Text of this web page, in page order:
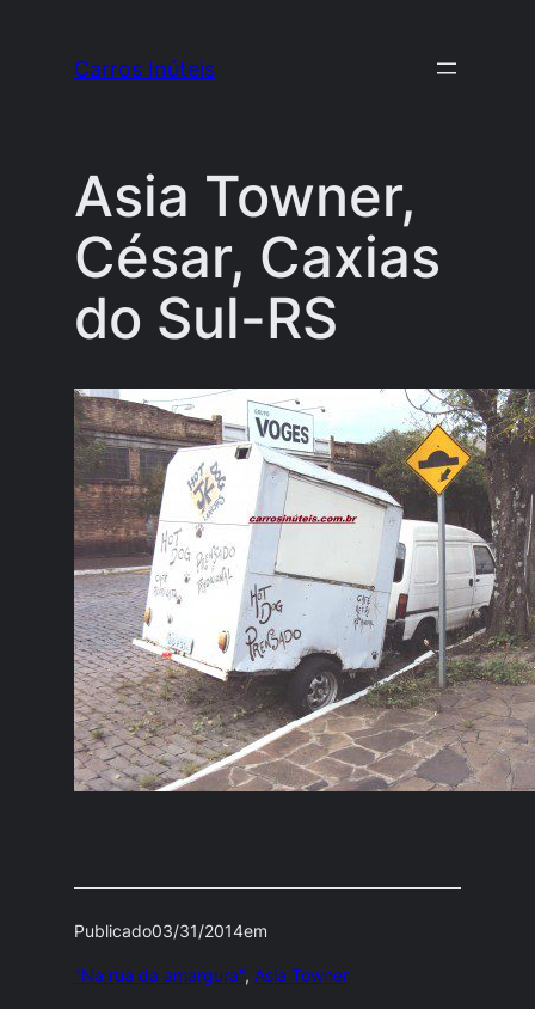
Carros Inúteis
Asia Towner,
César, Caxias
do Sul-RS
Publicado03/31/2014em
"Na rua da amargura", Asia Towner